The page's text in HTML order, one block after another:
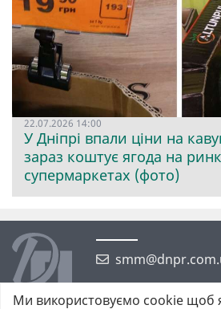
22.07.2026 14:00
У Дніпрі впали ціни на
зараз коштує ягода на
супермаркетах (фото)
Ми використовуємо cookie щоб